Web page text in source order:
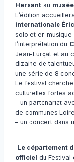
Hersant au
L’édition
internationale
solo et en
l’interprétation du
Jean-Lurçat et au
dizaine de
une série de 8
Le festival
culturelles fortes
– un partenariat
de communes
– un concert dans
Le département
officiel du Festival